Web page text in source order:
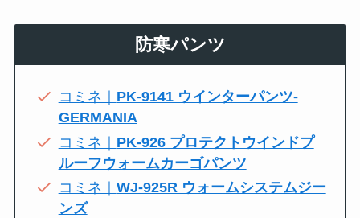
防寒パンツ
コミネ｜ PK-9141 ウインターパンツ-
GERMANIA
コミネ｜ PK-926 プロテクトウインドプ
ルーフウォームカーゴパンツ
コミネ｜ WJ-925R ウォームシステムジー
ンズ